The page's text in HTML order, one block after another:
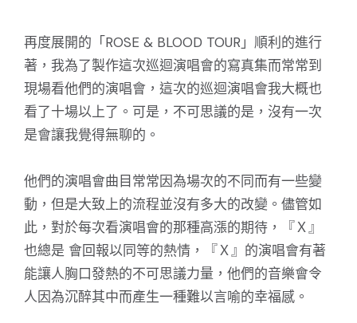
再度展開的「ROSE & BLOOD TOUR」順利的進行
著，我為了製作這次巡迴演唱會的寫真集而常常到
現場看他們的演唱會，這次的巡迴演唱會我大概也
看了十場以上了。可是，不可思議的是，沒有一次
是會讓我覺得無聊的。
他們的演唱會曲目常常因為場次的不同而有一些變
動，但是大致上的流程並沒有多大的改變。儘管如
此，對於每次看演唱會的那種高漲的期待，『Ｘ』
也總是 會回報以同等的熱情，『Ｘ』的演唱會有著
能讓人胸口發熱的不可思議力量，他們的音樂會令
人因為沉醉其中而產生一種難以言喻的幸福感。